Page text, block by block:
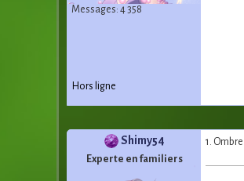
Messages: 4 358
Hors ligne
Shimy54
Experte en familiers
1. Ombre